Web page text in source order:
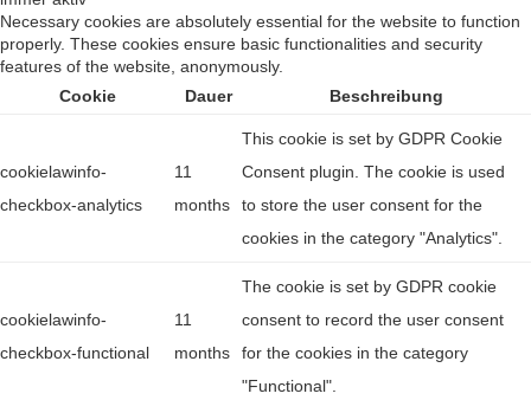
Necessary cookies are absolutely essential for the website to function
properly. These cookies ensure basic functionalities and security
features of the website, anonymously.
Cookie
Dauer Beschreibung
cookielawinfo-
checkbox-analytics
11
months
This cookie is set by GDPR Cookie
Consent plugin. The cookie is used
to store the user consent for the
cookies in the category "Analytics".
cookielawinfo-
checkbox-functional
11
months
The cookie is set by GDPR cookie
consent to record the user consent
for the cookies in the category
"Functional".